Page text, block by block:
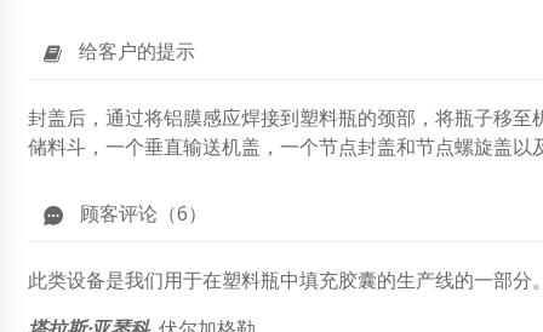
给客户的提示
封盖后，通过将铝膜感应焊接到塑料瓶的颈部，将瓶子移
储料斗，一个垂直输送机盖，一个节点封盖和节点螺旋盖以
顾客评论（6）
此类设备是我们用于在塑料瓶中填充胶囊的生产线的一部分